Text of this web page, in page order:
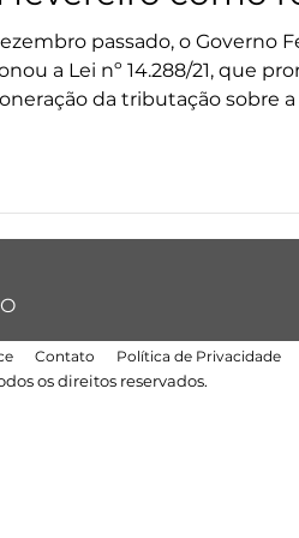
a CPRB.
passado, o Governo
a Lei nº 14.288/21, que
da tributação sobre a
Contato Política de Privacidade
os direitos reservados.